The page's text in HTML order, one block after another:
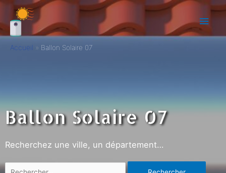
Accueil Ballon Solaire 07
Ballon Solaire 07
Recherchez une ville, un département…